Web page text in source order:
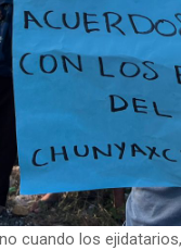
cuando los